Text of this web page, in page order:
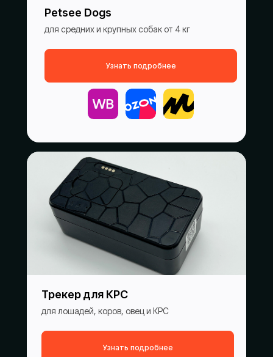
Трекер для КРС
для лошадей, коров, овец и КРС
Узнать подробнее
Petsee Dogs
Узнать подробнее
для средних и крупных собак от 4 кг